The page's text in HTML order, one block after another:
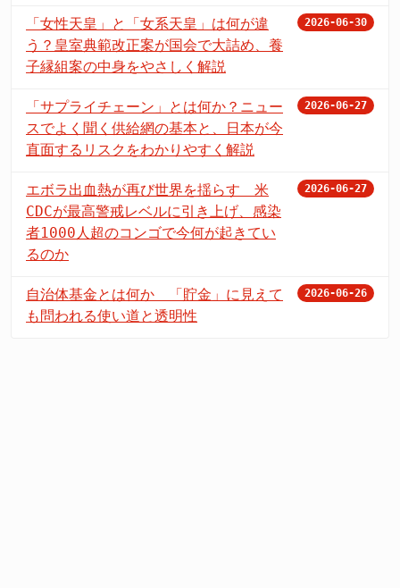
「女性天皇」と「女系天皇」は何が違
う？皇室典範改正案が国会で大詰め、養
子縁組案の中身をやさしく解説
2026-06-30
「サプライチェーン」とは何か？ニュー
スでよく聞く供給網の基本と、日本が今
直面するリスクをわかりやすく解説
2026-06-27
エボラ出血熱が再び世界を揺らす 米
CDCが最高警戒レベルに引き上げ、感染
者1000人超のコンゴで今何が起きてい
るのか
2026-06-27
自治体基金とは何か 「貯金」に見えて
も問われる使い道と透明性
2026-06-26